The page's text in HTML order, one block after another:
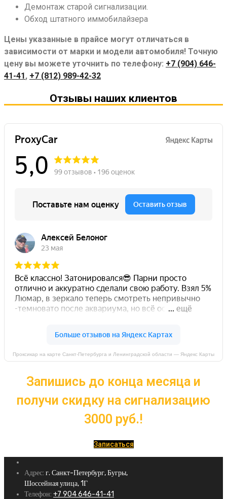
Демонтаж старой сигнализации.
Обход штатного иммобилайзера
Цены указанные в прайсе могут отличаться в
зависимости от марки и модели автомобиля! Точную
цену вы можете уточнить по телефону: +7 (904) 646-
41-41, +7 (812) 989-42-32
Отзывы наших клиентов
Проксикар на карте Санкт-Петербурга и Ленинградской области — Яндекс Карты
Запишись до конца месяца и
получи скидку на сигнализацию
3000 руб.!
Записаться
Адрес: г. Санкт-Петербург, Бугры,
Шоссейная улица, 1Г
Телефон: +7 904 646-41-41